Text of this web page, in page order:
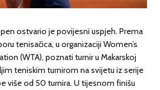
ostvario je povijesni uspjeh. Prema
tenisačica, u organizaciji Women’s
(WTA), poznati turnir u Makarskoj
teniskim turnirom na svijetu iz serije
više od 50 turnira. U tijesnom finišu